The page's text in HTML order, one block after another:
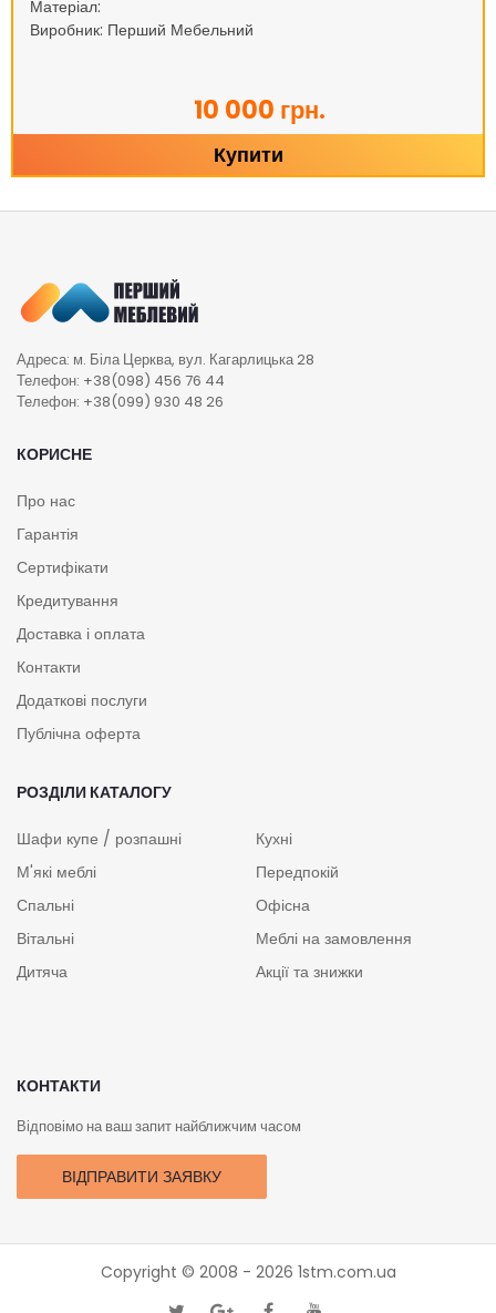
Матеріал:
Виробник: Перший Мебельний
10 000 грн.
Купити
Адреса: м. Біла Церква, вул. Кагарлицька 28
Телефон: +38(098) 456 76 44
Телефон: +38(099) 930 48 26
КОРИСНЕ
Про нас
Гарантія
Сертифікати
Кредитування
Доставка і оплата
Контакти
Додаткові послуги
Публічна оферта
РОЗДІЛИ КАТАЛОГУ
Шафи купе / розпашні
М'які меблі
Спальні
Вітальні
Дитяча
Кухні
Передпокій
Офісна
Меблі на замовлення
Акції та знижки
КОНТАКТИ
Відповімо на ваш запит найближчим часом
ВІДПРАВИТИ ЗАЯВКУ
Copyright © 2008 - 2026 1stm.com.ua